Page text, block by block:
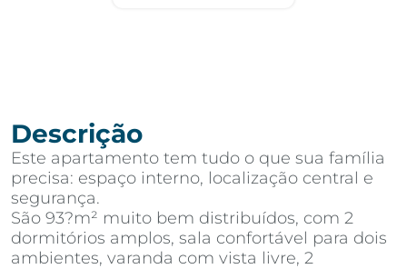
Descrição
Este apartamento tem tudo o que sua família
precisa: espaço interno, localização central e
segurança.
São 93?m² muito bem distribuídos, com 2
dormitórios amplos, sala confortável para dois
ambientes, varanda com vista livre, 2